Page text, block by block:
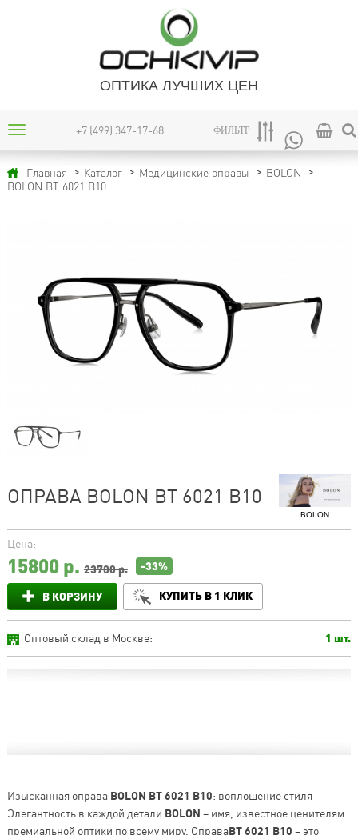
ОПТИКА ЛУЧШИХ ЦЕН
+7 (499) 347-17-68 ФИЛЬТР
Главная Каталог Медицинские оправы
BOLON
BOLON BT 6021 B10
BOLON
ОПРАВА BOLON BT 6021 B10
Цена:
15800р. 23700 р. -33%
В КОРЗИНУ КУПИТЬ В 1 КЛИК
Оптовый склад в Москве: 1 шт.
Изысканная оправа BOLON BT 6021 B10: воплощение стиля
Элегантность в каждой детали BOLON – имя, известное ценителям
премиальной оптики по всему миру. ОправаBT 6021 B10 – это